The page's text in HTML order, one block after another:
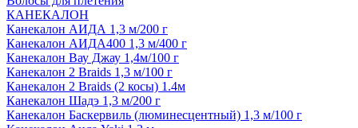
КАНЕКАЛОН
Канекалон АИДА 1,3 м/200 г
Канекалон АИДА400 1,3 м/400 г
Канекалон Вау Джау 1,4м/100 г
Канекалон 2 Braids 1,3 м/100 г
Канекалон 2 Braids (2 косы) 1.4м
Канекалон Шадэ 1,3 м/200 г
Канекалон Баскервиль (люминесцентный) 1,3 м/100 г